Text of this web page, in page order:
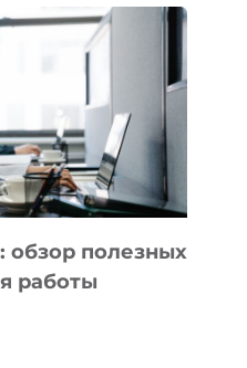
полезных
работы